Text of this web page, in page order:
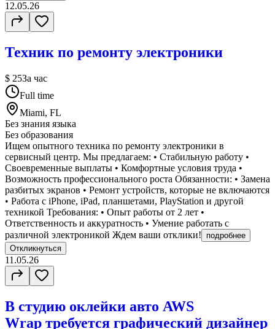
12.05.26
Техник по ремонту электроники
$ 25За час
Full time
Miami, FL
Без знания языка
Без образования
Ищем опытного техника по ремонту электроники в
сервисный центр. Мы предлагаем: • Стабильную работу •
Своевременные выплаты • Комфортные условия труда •
Возможность профессионального роста Обязанности: • Замена
разбитых экранов • Ремонт устройств, которые не включаются
• Работа с iPhone, iPad, планшетами, PlayStation и другой
техникой Требования: • Опыт работы от 2 лет •
Ответственность и аккуратность • Умение работать с
различной электроникой Ждем ваши отклики!
подробнее
Откликнуться
11.05.26
В студию оклейки авто AWS
Wrap требуется графический дизайнер